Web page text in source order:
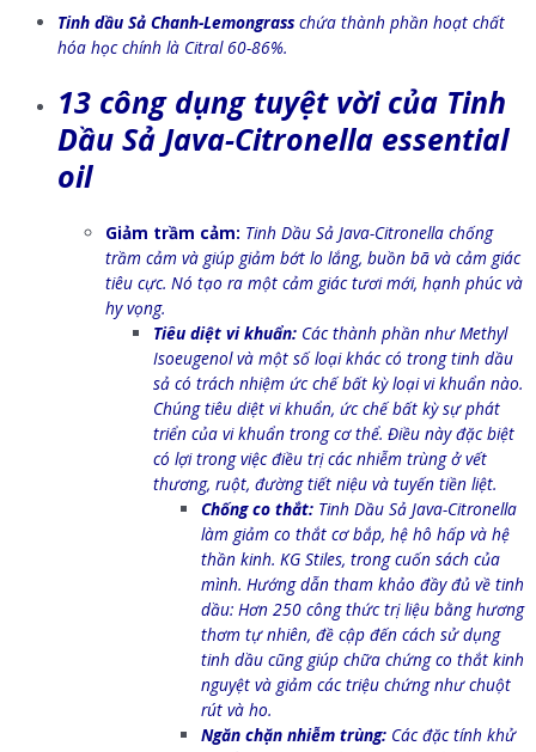
Tinh dầu Sả Chanh-Lemongrass chứa thành phần hoạt chất
hóa học chính là Citral 60-86%.
13 công dụng tuyệt vời của Tinh
Dầu Sả Java-Citronella essential
oil
Giảm trầm cảm: Tinh Dầu Sả Java-Citronella chống
trầm cảm và giúp giảm bớt lo lắng, buồn bã và cảm giác
tiêu cực. Nó tạo ra một cảm giác tươi mới, hạnh phúc và
hy vọng.
Tiêu diệt vi khuẩn: Các thành phần như Methyl
Isoeugenol và một số loại khác có trong tinh dầu
sả có trách nhiệm ức chế bất kỳ loại vi khuẩn nào.
Chúng tiêu diệt vi khuẩn, ức chế bất kỳ sự phát
triển của vi khuẩn trong cơ thể. Điều này đặc biệt
có lợi trong việc điều trị các nhiễm trùng ở vết
thương, ruột, đường tiết niệu và tuyến tiền liệt.
Chống co thắt: Tinh Dầu Sả Java-Citronella
làm giảm co thắt cơ bắp, hệ hô hấp và hệ
thần kinh. KG Stiles, trong cuốn sách của
mình. Hướng dẫn tham khảo đầy đủ về tinh
dầu: Hơn 250 công thức trị liệu bằng hương
thơm tự nhiên, đề cập đến cách sử dụng
tinh dầu cũng giúp chữa chứng co thắt kinh
nguyệt và giảm các triệu chứng như chuột
rút và ho.
Ngăn chặn nhiễm trùng: Các đặc tính khử